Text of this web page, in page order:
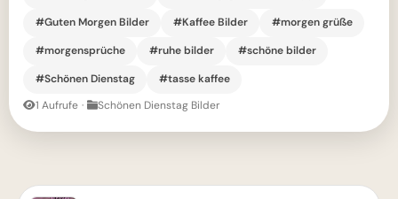
#Guten Morgen Bilder
#Kaffee Bilder
#morgen grüße
#morgensprüche
#ruhe bilder
#schöne bilder
#Schönen Dienstag
#tasse kaffee
1 Aufrufe · Schönen Dienstag Bilder